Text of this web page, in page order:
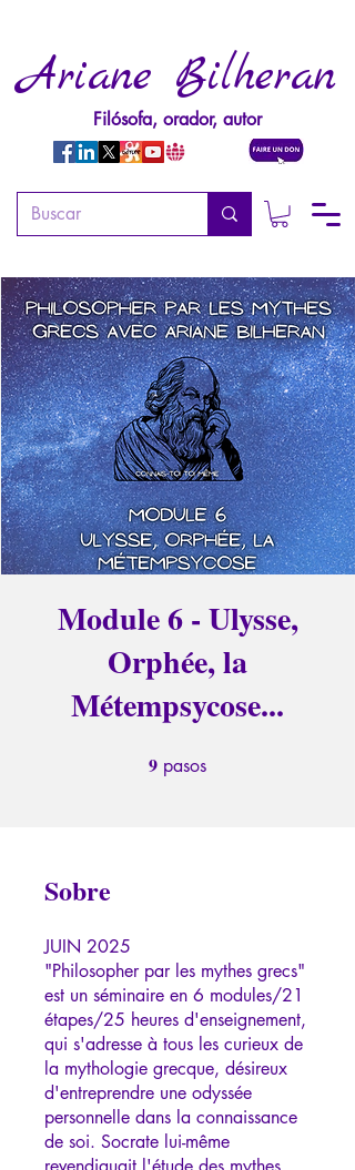
Ariane Bilheran
Filósofa, orador, autor
Module 6 - Ulysse,
Orphée, la
Métempsycose...
9 pasos
Sobre
JUIN 2025
"Philosopher par les mythes grecs"
est un séminaire en 6 modules/21
étapes/25 heures d'enseignement,
qui s'adresse à tous les curieux de
la mythologie grecque, désireux
d'entreprendre une odyssée
personnelle dans la connaissance
de soi. Socrate lui-même